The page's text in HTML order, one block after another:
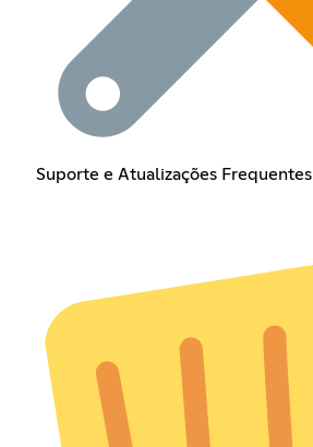
Suporte e Atualizações Frequentes